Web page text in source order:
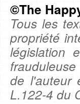
©The
Tous les
propriété
législation
de l'auteur
L.122-4 du